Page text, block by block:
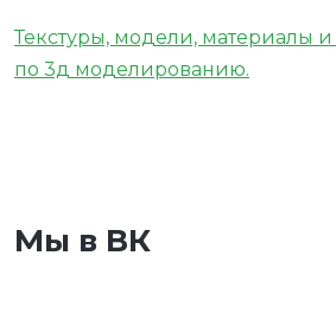
Текстуры, модели, материалы
по 3д моделированию.
Мы в ВК